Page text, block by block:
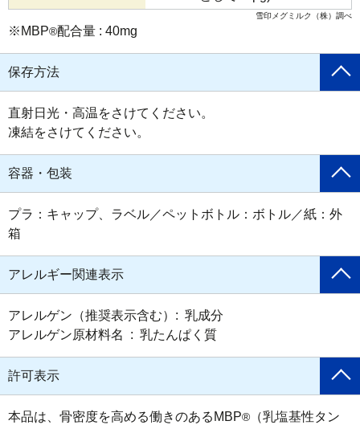
雪印メグミルク（株）調べ
※MBP®配合量 : 40mg
保存方法
直射日光・高温をさけてください。
凍結をさけてください。
容器・包装
プラ：キャップ、ラベル／ペットボトル：ボトル／紙：外
箱
アレルギー関連表示
アレルゲン（推奨表示含む）:  乳成分
アレルゲン原材料名  :  乳たんぱく質
許可表示
本品は、骨密度を高める働きのあるMBP® （乳塩基性タン